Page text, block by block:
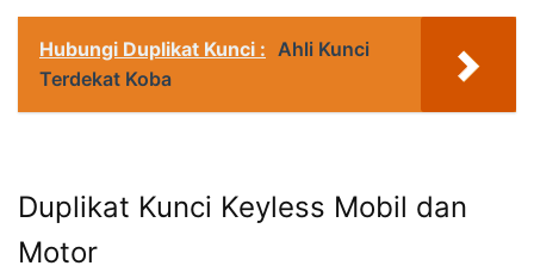
Hubungi Duplikat Kunci : Ahli Kunci
Terdekat Koba
Duplikat Kunci Keyless Mobil dan
Motor